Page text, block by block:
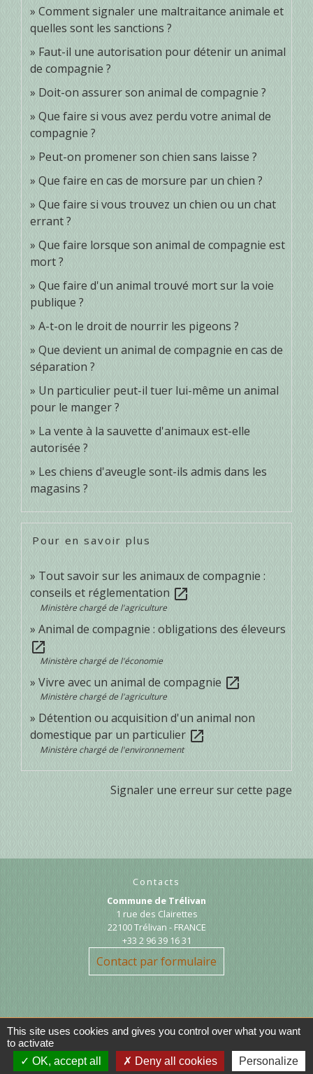
Comment signaler une maltraitance animale et
quelles sont les sanctions ?
Faut-il une autorisation pour détenir un animal
de compagnie ?
Doit-on assurer son animal de compagnie ?
Que faire si vous avez perdu votre animal de
compagnie ?
Peut-on promener son chien sans laisse ?
Que faire en cas de morsure par un chien ?
Que faire si vous trouvez un chien ou un chat
errant ?
Que faire lorsque son animal de compagnie est
mort ?
Que faire d'un animal trouvé mort sur la voie
publique ?
A-t-on le droit de nourrir les pigeons ?
Que devient un animal de compagnie en cas de
séparation ?
Un particulier peut-il tuer lui-même un animal
pour le manger ?
La vente à la sauvette d'animaux est-elle
autorisée ?
Les chiens d'aveugle sont-ils admis dans les
magasins ?
Pour en savoir plus
Tout savoir sur les animaux de compagnie :
conseils et réglementation open_in_new
Ministère chargé de l'agriculture
Animal de compagnie : obligations des éleveurs
open_in_new
Ministère chargé de l'économie
Vivre avec un animal de compagnie open_in_new
Ministère chargé de l'agriculture
Détention ou acquisition d'un animal non
domestique par un particulier open_in_new
Ministère chargé de l'environnement
Signaler une erreur sur cette page
Contacts
Commune de Trélivan
1 rue des Clairettes
22100 Trélivan - FRANCE
+33 2 96 39 16 31
Contact par formulaire
This site uses cookies and gives you control over what you want
to activate
OK, accept all
Deny all cookies Personalize